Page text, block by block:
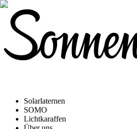
Solarlaternen
SOMO
Lichtkaraffen